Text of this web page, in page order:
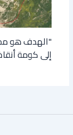
"الهدف هو
إلى كومة